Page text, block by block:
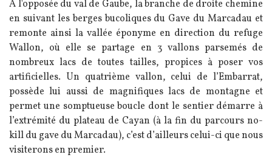
Texte
A l'opposée du val de Gaube, la branche de droite chemine
en suivant les berges bucoliques du Gave du Marcadau et
remonte ainsi la vallée éponyme en direction du refuge
Wallon, où elle se partage en 3 vallons parsemés de
nombreux lacs de toutes tailles, propices à poser vos
artificielles. Un quatrième vallon, celui de l’Embarrat,
possède lui aussi de magnifiques lacs de montagne et
permet une somptueuse boucle dont le sentier démarre à
l’extrémité du plateau de Cayan (à la fin du parcours no-
kill du gave du Marcadau), c’est d’ailleurs celui-ci que nous
visiterons en premier.